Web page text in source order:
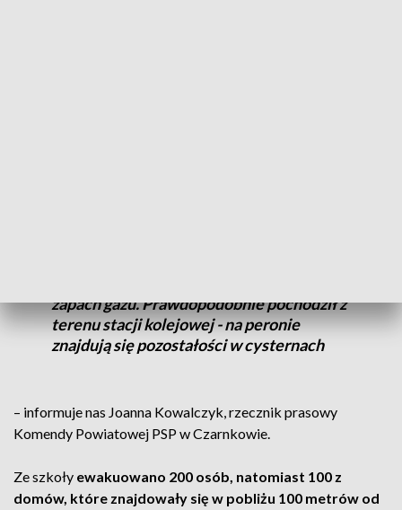
zapach gazu. Prawdopodobnie pochodził z
terenu stacji kolejowej - na peronie
znajdują się pozostałości w cysternach
– informuje nas Joanna Kowalczyk, rzecznik prasowy
Komendy Powiatowej PSP w Czarnkowie.
Ze szkoły ewakuowano 200 osób, natomiast 100 z
domów, które znajdowały się w pobliżu 100 metrów od